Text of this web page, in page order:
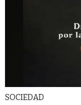
SOCIEDAD